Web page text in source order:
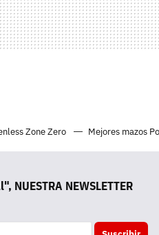
Zone Zero Mejores mazos
NUESTRA NEWSLETTER